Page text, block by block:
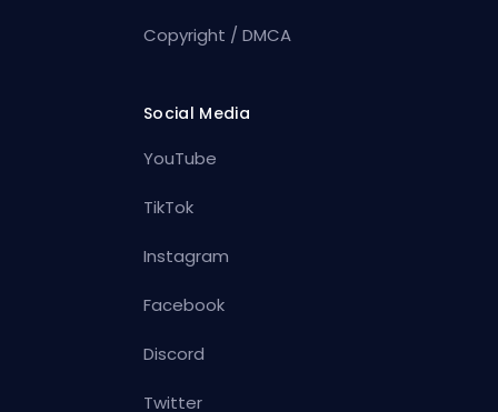
Copyright / DMCA
Social Media
YouTube
TikTok
Instagram
Facebook
Discord
Twitter